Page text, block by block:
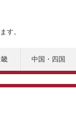
す。
中国・四国